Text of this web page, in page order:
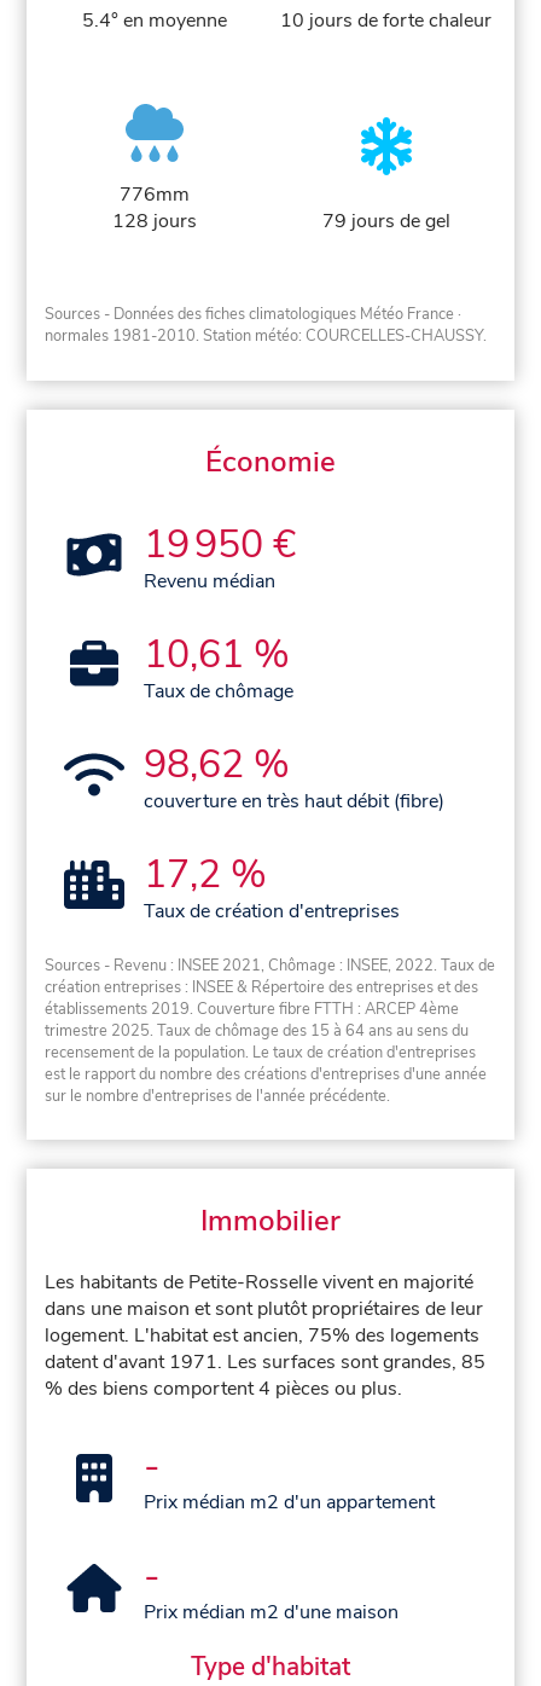
5.4° en moyenne
10 jours de forte chaleur
776mm
128 jours
79 jours de gel
Sources - Données des fiches climatologiques Météo France ·
normales 1981-2010. Station météo: COURCELLES-CHAUSSY.
Économie
19 950 €
Revenu médian
10,61 %
Taux de chômage
98,62 %
couverture en très haut débit (fibre)
17,2 %
Taux de création d'entreprises
Sources - Revenu : INSEE 2021, Chômage : INSEE, 2022. Taux de
création entreprises : INSEE & Répertoire des entreprises et des
établissements 2019. Couverture fibre FTTH : ARCEP 4ème
trimestre 2025. Taux de chômage des 15 à 64 ans au sens du
recensement de la population. Le taux de création d'entreprises
est le rapport du nombre des créations d'entreprises d'une année
sur le nombre d'entreprises de l'année précédente.
Immobilier
Les habitants de Petite-Rosselle vivent en majorité
dans une maison et sont plutôt propriétaires de leur
logement. L'habitat est ancien, 75% des logements
datent d'avant 1971. Les surfaces sont grandes, 85
% des biens comportent 4 pièces ou plus.
-
Prix médian m2 d'un appartement
-
Prix médian m2 d'une maison
Type d'habitat